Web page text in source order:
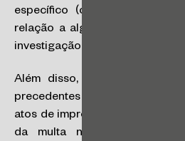
específico (o que não é
relação a algumas infrações
investigação e a punição de atos
Além disso, o texto da NLIA
precedentes do Superior
atos de improbidade (por
da multa na